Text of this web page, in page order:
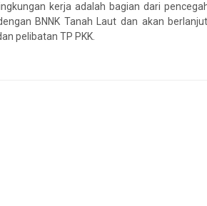
kerja adalah bagian dari
BNNK Tanah Laut dan akan
pelibatan TP PKK.